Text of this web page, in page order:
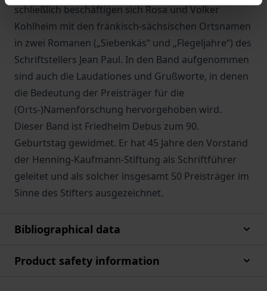
schließlich beschäftigen sich Rosa und Volker
Kohlheim mit den fränkisch-sächsischen Ortsnamen
in zwei Romanen („Siebenkäs“ und „Flegeljahre“) des
Schriftstellers Jean Paul. In den Band aufgenommen
sind auch die Laudationes und Grußworte, in denen
die Bedeutung der Preisträger für die
(Orts-)Namenforschung hervorgehoben wird.
Dieser Band ist Friedhelm Debus zum 90.
Geburtstag gewidmet. Er hat 45 Jahre den Vorstand
der Henning-Kaufmann-Stiftung als Schriftführer
geleitet und als solcher insgesamt 50 Preisträger im
Sinne des Stifters ausgezeichnet.
Bibliographical data
Product safety information